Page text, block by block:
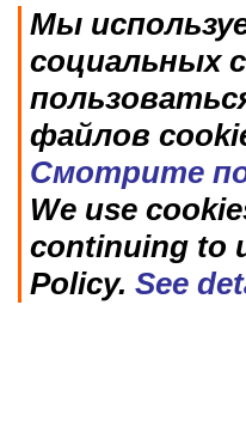
Мы
социальных
файлов
Смотрите
We use
continuing to
Policy. See